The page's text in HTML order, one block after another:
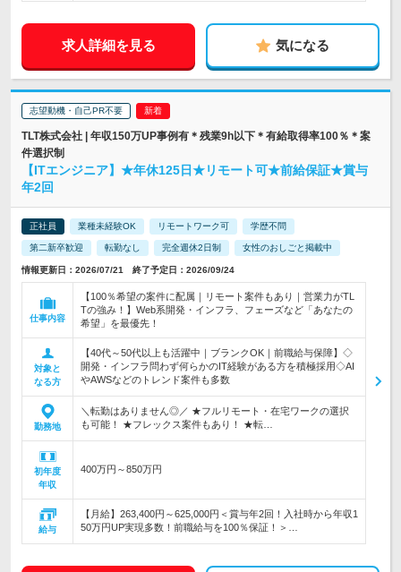
求人詳細を見る 気になる
志望動機・自己PR不要
TLT株式会社 | 年収150万UP事例有＊残業9h以下＊有給取得率100％＊案
件選択制
【ITエンジニア】★年休125日★リモート可★前給保証★賞与
年2回
正社員 業種未経験OK リモートワーク可 学歴不問
第二新卒歓迎 転勤なし 完全週休2日制 女性のおしごと掲載中
情報更新日：2026/07/21 終了予定日：2026/09/24
仕事内容
【100％希望の案件に配属｜リモート案件もあり｜営業力がTL
Tの強み！】Web系開発・インフラ、フェーズなど「あなたの
希望」を最優先！
対象と
なる方
【40代～50代以上も活躍中｜ブランクOK｜前職給与保障】◇
開発・インフラ問わず何らかのIT経験がある方を積極採用◇AI
やAWSなどのトレンド案件も多数
勤務地
＼転勤はありません◎／ ★フルリモート・在宅ワークの選択
も可能！ ★フレックス案件もあり！ ★転…
初年度
年収
400万円～850万円
給与
【月給】263,400円～625,000円＜賞与年2回！入社時から年収1
50万円UP実現多数！前職給与を100％保証！＞…